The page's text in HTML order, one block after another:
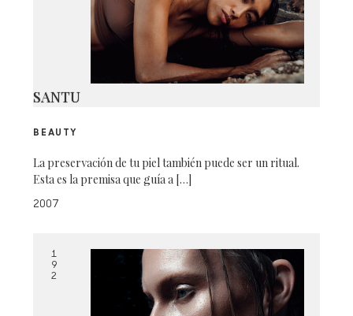
SANTU
BEAUTY
La preservación de tu piel también puede ser un ritual.
Esta es la premisa que guía a […]
2007
1
9
2